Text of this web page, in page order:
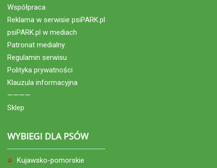
Współpraca
Reklama w serwisie psiPARK.pl
psiPARK.pl w mediach
Patronat medialny
Regulamin serwisu
Polityka prywatności
Klauzula informacyjna
————
Sklep
WYBIEGI DLA PSÓW
Kujawsko-pomorskie